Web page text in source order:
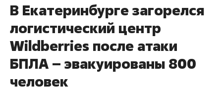
В Екатеринбурге загорелся
логистический центр
Wildberries после атаки
БПЛА – эвакуированы 800
человек